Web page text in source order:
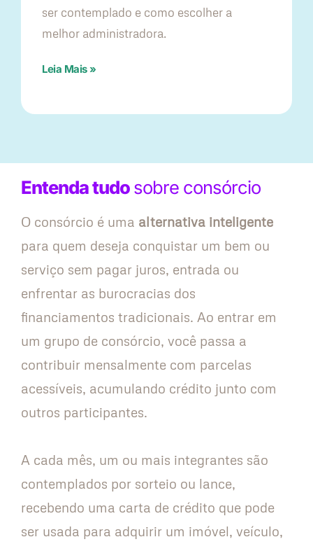
ser contemplado e como escolher a
melhor administradora.
Leia Mais »
Entenda tudosobre consórcio
O consórcio é uma alternativa inteligente
para quem deseja conquistar um bem ou
serviço sem pagar juros, entrada ou
enfrentar as burocracias dos
financiamentos tradicionais. Ao entrar em
um grupo de consórcio, você passa a
contribuir mensalmente com parcelas
acessíveis, acumulando crédito junto com
outros participantes.
A cada mês, um ou mais integrantes são
contemplados por sorteio ou lance,
recebendo uma carta de crédito que pode
ser usada para adquirir um imóvel, veículo,